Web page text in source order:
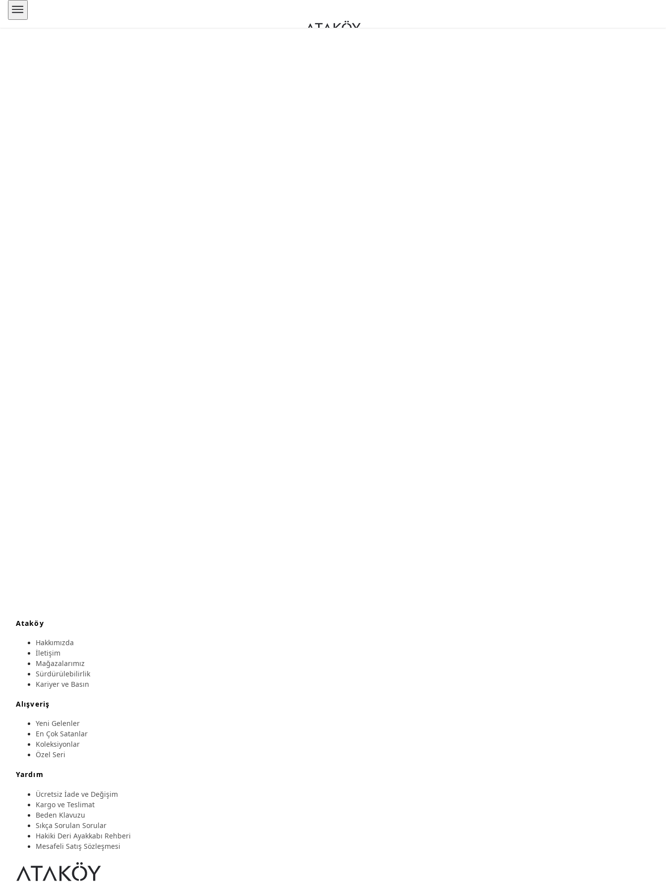
Ataköy
Hakkımızda
İletişim
Mağazalarımız
Sürdürülebilirlik
Kariyer ve Basın
Alışveriş
Yeni Gelenler
En Çok Satanlar
Koleksiyonlar
Özel Seri
Yardım
Ücretsiz İade ve Değişim
Kargo ve Teslimat
Beden Klavuzu
Sıkça Sorulan Sorular
Hakiki Deri Ayakkabı Rehberi
Mesafeli Satış Sözleşmesi